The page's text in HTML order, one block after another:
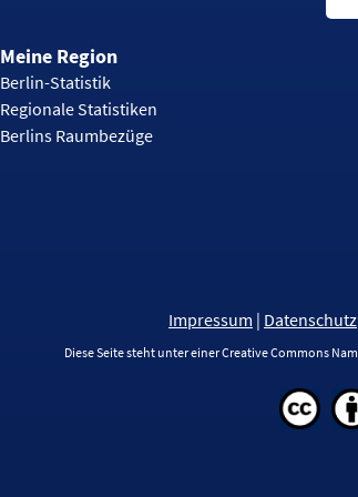
Meine Region
Berlin-Statistik
Regionale Statistiken
Berlins Raumbezüge
Impressum | Datenschutz
Diese Seite steht unter einer Creative Commons